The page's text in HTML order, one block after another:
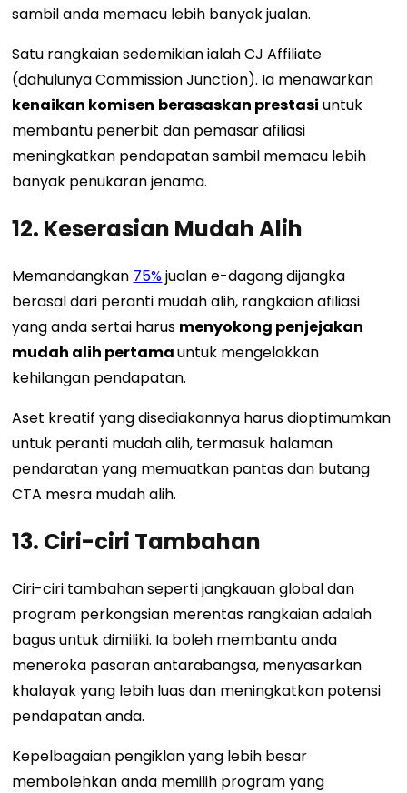
sambil anda memacu lebih banyak jualan.
Satu rangkaian sedemikian ialah CJ Affiliate
(dahulunya Commission Junction). Ia menawarkan
kenaikan komisen berasaskan prestasi untuk
membantu penerbit dan pemasar afiliasi
meningkatkan pendapatan sambil memacu lebih
banyak penukaran jenama.
12. Keserasian Mudah Alih
Memandangkan 75%jualan e-dagang dijangka
berasal dari peranti mudah alih, rangkaian afiliasi
yang anda sertai harus menyokong penjejakan
mudah alih pertamauntuk mengelakkan
kehilangan pendapatan.
Aset kreatif yang disediakannya harus dioptimumkan
untuk peranti mudah alih, termasuk halaman
pendaratan yang memuatkan pantas dan butang
CTA mesra mudah alih.
13. Ciri-ciri Tambahan
Ciri-ciri tambahan seperti jangkauan global dan
program perkongsian merentas rangkaian adalah
bagus untuk dimiliki. Ia boleh membantu anda
meneroka pasaran antarabangsa, menyasarkan
khalayak yang lebih luas dan meningkatkan potensi
pendapatan anda.
Kepelbagaian pengiklan yang lebih besar
membolehkan anda memilih program yang